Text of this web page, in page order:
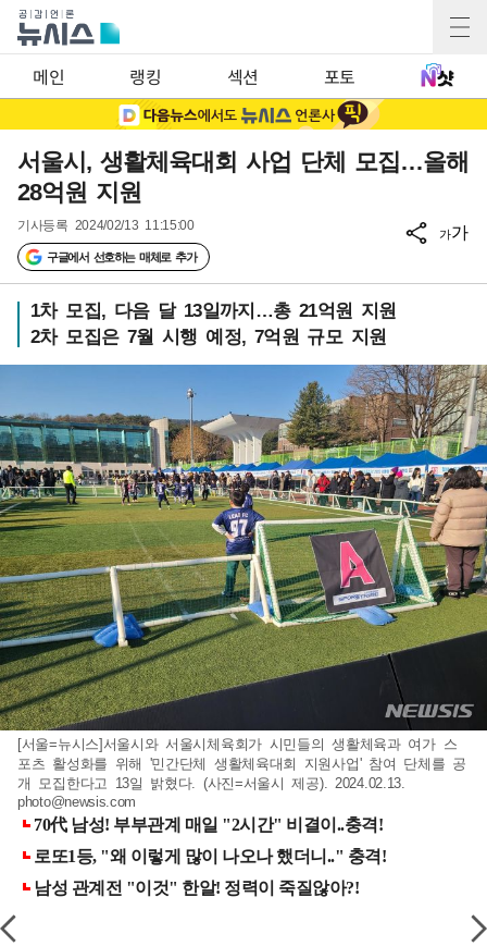
메인 랭킹 섹션 포토
서울시, 생활체육대회 사업 단체 모집…올해
28억원 지원
기사등록 2024/02/13 11:15:00
구글에서 선호하는 매체로 추가
가가
1차 모집, 다음 달 13일까지…총 21억원 지원
2차 모집은 7월 시행 예정, 7억원 규모 지원
[서울=뉴시스]서울시와 서울시체육회가 시민들의 생활체육과 여가 스
포츠 활성화를 위해 '민간단체 생활체육대회 지원사업' 참여 단체를 공
개 모집한다고 13일 밝혔다. (사진=서울시 제공). 2024.02.13.
photo@newsis.com